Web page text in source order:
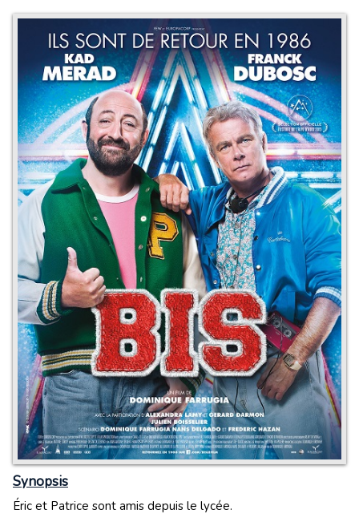
Synopsis
Éric et Patrice sont amis depuis le lycée.